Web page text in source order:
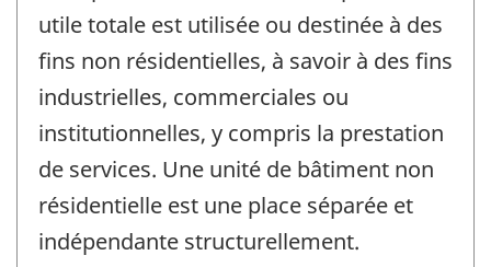
utile totale est utilisée ou destinée à des
fins non résidentielles, à savoir à des fins
industrielles, commerciales ou
institutionnelles, y compris la prestation
de services. Une unité de bâtiment non
résidentielle est une place séparée et
indépendante structurellement.